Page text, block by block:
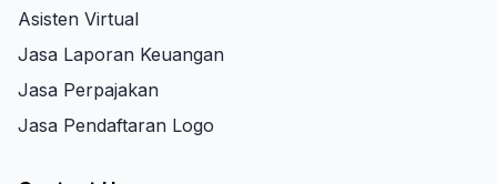
Asisten Virtual
Jasa Laporan Keuangan
Jasa Perpajakan
Jasa Pendaftaran Logo